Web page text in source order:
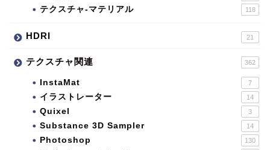
テクスチャ-マテリアル 118
HDRI 21
テクスチャ関連 362
InstaMat 7
イラストレーター 14
Quixel 3
Substance 3D Sampler 14
Photoshop 130